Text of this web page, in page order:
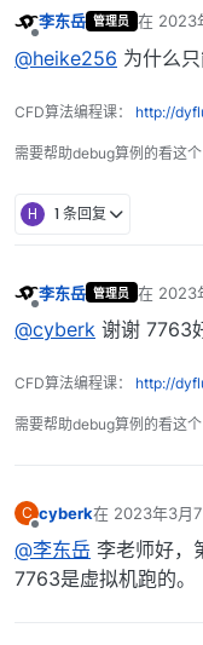
离线
李东岳 管理员 在 2023
最后由
@heike256 为什么
CFD算法编程课： http://
需要帮助debug算例的看这个
H 1 条回复
李东岳 管理员 在 2023
最后由
@cyberk 谢谢 7763
CFD算法编程课： http://
需要帮助debug算例的看这个
C
离线
cyberk在 2023年3月
最后由 编辑
@李东岳 李老师好，
7763是虚拟机跑的。